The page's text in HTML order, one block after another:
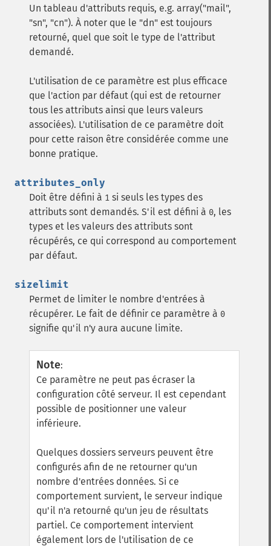
Un tableau d'attributs requis, e.g. array("mail",
"sn", "cn"). À noter que le "dn" est toujours
retourné, quel que soit le type de l'attribut
demandé.
L'utilisation de ce paramètre est plus efficace
que l'action par défaut (qui est de retourner
tous les attributs ainsi que leurs valeurs
associées). L'utilisation de ce paramètre doit
pour cette raison être considérée comme une
bonne pratique.
attributes_only
Doit être défini à 1 si seuls les types des
attributs sont demandés. S'il est défini à 0, les
types et les valeurs des attributs sont
récupérés, ce qui correspond au comportement
par défaut.
sizelimit
Permet de limiter le nombre d'entrées à
récupérer. Le fait de définir ce paramètre à 0
signifie qu'il n'y aura aucune limite.
Note:
Ce paramètre ne peut pas écraser la
configuration côté serveur. Il est cependant
possible de positionner une valeur
inférieure.
Quelques dossiers serveurs peuvent être
configurés afin de ne retourner qu'un
nombre d'entrées données. Si ce
comportement survient, le serveur indique
qu'il n'a retourné qu'un jeu de résultats
partiel. Ce comportement intervient
également lors de l'utilisation de ce